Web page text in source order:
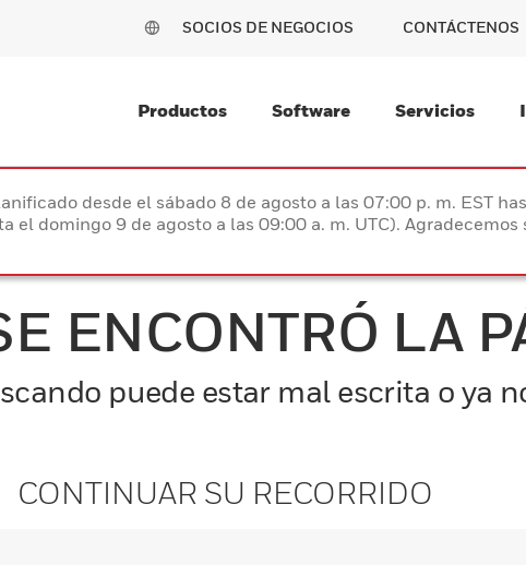
SOCIOS DE NEGOCIOS CONTÁCTENOS
Productos Software Servicios
desde el sábado 8 de agosto a las 07:00 p. m. EST
el domingo 9 de agosto a las 09:00 a. m. UTC).
ENCONTRÓ LA
puede estar mal escrita o ya
CONTINUAR SU RECORRIDO